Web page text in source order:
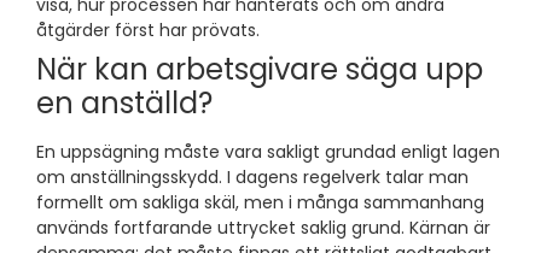
åtgärder först har prövats.
När kan arbetsgivare säga upp
en anställd?
En uppsägning måste vara sakligt grundad enligt lagen
om anställningsskydd. I dagens regelverk talar man
formellt om sakliga skäl, men i många sammanhang
används fortfarande uttrycket saklig grund. Kärnan är